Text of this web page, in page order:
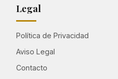
Legal
Política de Privacidad
Aviso Legal
Contacto